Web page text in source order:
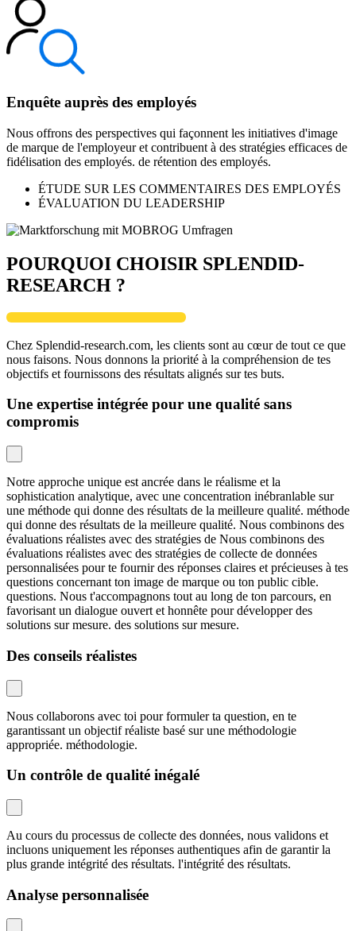
Enquête auprès des employés
Nous offrons des perspectives qui façonnent les initiatives d'image
de marque de l'employeur et contribuent à des stratégies efficaces de
fidélisation des employés. de rétention des employés.
ÉTUDE SUR LES COMMENTAIRES DES EMPLOYÉS
ÉVALUATION DU LEADERSHIP
POURQUOI CHOISIR SPLENDID-
RESEARCH ?
Chez Splendid-research.com, les clients sont au cœur de tout ce que
nous faisons. Nous donnons la priorité à la compréhension de tes
objectifs et fournissons des résultats alignés sur tes buts.
Une expertise intégrée pour une qualité sans
compromis
Notre approche unique est ancrée dans le réalisme et la
sophistication analytique, avec une concentration inébranlable sur
une méthode qui donne des résultats de la meilleure qualité. méthode
qui donne des résultats de la meilleure qualité. Nous combinons des
évaluations réalistes avec des stratégies de Nous combinons des
évaluations réalistes avec des stratégies de collecte de données
personnalisées pour te fournir des réponses claires et précieuses à tes
questions concernant ton image de marque ou ton public cible.
questions. Nous t'accompagnons tout au long de ton parcours, en
favorisant un dialogue ouvert et honnête pour développer des
solutions sur mesure. des solutions sur mesure.
Des conseils réalistes
Nous collaborons avec toi pour formuler ta question, en te
garantissant un objectif réaliste basé sur une méthodologie
appropriée. méthodologie.
Un contrôle de qualité inégalé
Au cours du processus de collecte des données, nous validons et
incluons uniquement les réponses authentiques afin de garantir la
plus grande intégrité des résultats. l'intégrité des résultats.
Analyse personnalisée